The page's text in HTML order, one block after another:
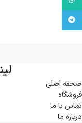
صحفه اصلی
فروشگاه
تماس با ما
درباره ما